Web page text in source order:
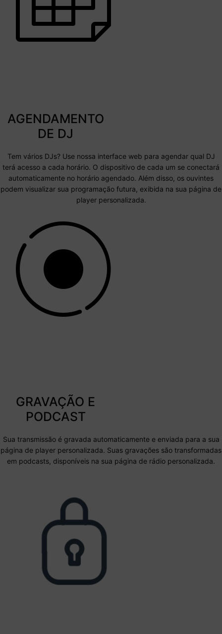
AGENDAMENTO
DE DJ
Tem vários DJs? Use nossa interface web para agendar qual DJ
terá acesso a cada horário. O dispositivo de cada um se conectará
automaticamente no horário agendado. Além disso, os ouvintes
podem visualizar sua programação futura, exibida na sua página de
player personalizada.
GRAVAÇÃO E
PODCAST
Sua transmissão é gravada automaticamente e enviada para a sua
página de player personalizada. Suas gravações são transformadas
em podcasts, disponíveis na sua página de rádio personalizada.